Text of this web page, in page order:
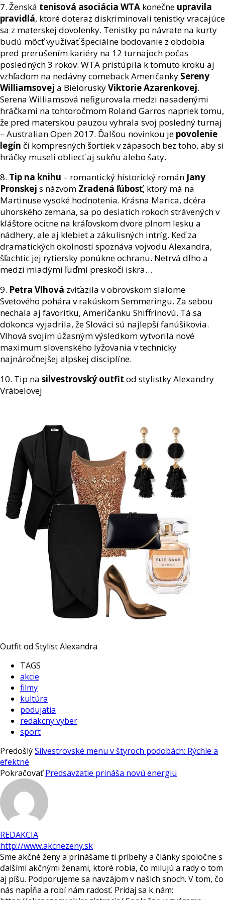
7. Ženská tenisová asociácia WTA konečne upravila
pravidlá, ktoré doteraz diskriminovali tenistky vracajúce
sa z materskej dovolenky. Tenistky po návrate na kurty
budú môcť využívať špeciálne bodovanie z obdobia
pred prerušením kariéry na 12 turnajoch počas
posledných 3 rokov. WTA pristúpila k tomuto kroku aj
vzhľadom na nedávny comeback Američanky Sereny
Williamsovej a BieloruskyViktorie Azarenkovej.
Serena Williamsová nefigurovala medzi nasadenými
hráčkami na tohtoročmom Roland Garros napriek tomu,
že pred materskou pauzou vyhrala svoj posledný turnaj
– Australian Open 2017. Ďalšou novinkou je povolenie
legín či kompresných šortiek v zápasoch bez toho, aby si
hráčky museli obliecť aj sukňu alebo šaty.
8. Tip na knihu – romantický historický román Jany
Pronskej s názvom Zradená ľúbosť, ktorý má na
Martinuse vysoké hodnotenia. Krásna Marica, dcéra
uhorského zemana, sa po desiatich rokoch strávených v
kláštore ocitne na kráľovskom dvore plnom lesku a
nádhery, ale aj klebiet a zákulisných intríg. Keď za
dramatických okolností spoznáva vojvodu Alexandra,
šľachtic jej rytiersky ponúkne ochranu. Netrvá dlho a
medzi mladými ľuďmi preskočí iskra…
9. Petra Vlhová zvíťazila v obrovskom slalome
Svetového pohára v rakúskom Semmeringu. Za sebou
nechala aj favoritku, Američanku Shiffrinovú. Tá sa
dokonca vyjadrila, že Slováci sú najlepší fanúšikovia.
Vlhová svojím úžasným výsledkom vytvorila nové
maximum slovenského lyžovania v technicky
najnáročnejšej alpskej disciplíne.
10. Tip na silvestrovský outfit od stylistky Alexandry
Vrábelovej
Outfit od Stylist Alexandra
TAGS
akcie
filmy
kultúra
podujatia
redakcny vyber
sport
PredošlýSilvestrovské menu v štyroch podobách: Rýchle a
efektné
Pokračovať Predsavzatie prináša novú energiu
REDAKCIA
http://www.akcnezeny.sk
Sme akčné ženy a prinášame ti príbehy a články spoločne s
ďalšími akčnými ženami, ktoré robia, čo milujú a rady o tom
aj píšu. Podporujeme sa navzájom v našich snoch. V tom, čo
nás napĺňa a robí nám radosť. Pridaj sa k nám: